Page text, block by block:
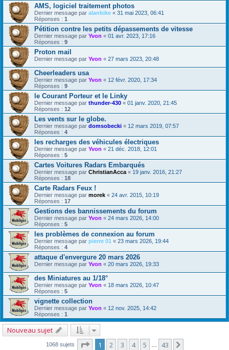
AMS, logiciel traitement photos
Dernier message par alanbike « 31 mai 2023, 06:41
Réponses : 1
Pétition contre les petits dépassements de vitesse
Dernier message par Yvon « 01 avr. 2023, 17:16
Réponses : 9
Proton mail
Dernier message par Yvon « 27 mars 2023, 20:48
Cheerleaders usa
Dernier message par Yvon « 12 févr. 2020, 17:34
Réponses : 9
le Courant Porteur et le Linky
Dernier message par thunder-430 « 01 janv. 2020, 21:45
Réponses : 12
Les vents sur le globe.
Dernier message par domsobecki « 12 mars 2019, 07:57
Réponses : 4
les recharges des véhicules électriques
Dernier message par Yvon « 21 déc. 2018, 12:01
Réponses : 5
Cartes Voitures Radars Embarqués
Dernier message par ChristianAcca « 19 janv. 2016, 21:27
Réponses : 18
Carte Radars Feux !
Dernier message par morek « 24 avr. 2015, 10:19
Réponses : 17
Gestions des bannissements du forum
Dernier message par Yvon « 24 mars 2026, 14:00
Réponses : 5
les problèmes de connexion au forum
Dernier message par pierre 01 « 23 mars 2026, 19:44
Réponses : 4
attaque d'envergure 20 mars 2026
Dernier message par Yvon « 20 mars 2026, 19:33
des Miniatures au 1/18°
Dernier message par Yvon « 18 mars 2026, 10:47
Réponses : 5
vignette collection
Dernier message par Yvon « 12 nov. 2025, 14:42
Réponses : 1
Nouveau sujet
1068 sujets Page 1sur
1 2 3 4 5 43